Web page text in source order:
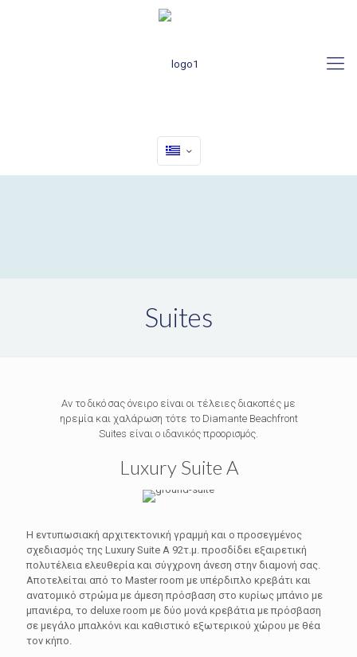
Suites
Αν το δικό σας όνειρο είναι οι τέλειες διακοπές με
ηρεμία και χαλάρωση τότε το Diamante Beachfront
Suites είναι ο ιδανικός προορισμός.
Luxury Suite A
Η εντυπωσιακή αρχιτεκτονική γραμμή και ο προσεγμένος
σχεδιασμός της Luxury Suite A 92τ.μ. προσδίδει εξαιρετική
πολυτέλεια ελευθερία και σύγχρονη άνεση στην διαμονή σας.
Αποτελείται από το Master room με υπέρδιπλο κρεβάτι και
ανατομικό στρώμα με άμεση πρόσβαση στο κυρίως μπάνιο με
μπανιέρα, το deluxe room με δύο μονά κρεβάτια με πρόσβαση
σε μεγάλο μπαλκόνι και καθιστικό εξωτερικού χώρου με θέα
τον κήπο.